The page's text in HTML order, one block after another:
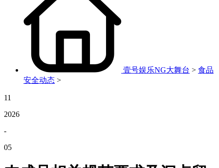
壹号娱乐NG大舞台 > 食品
安全动态 >
11
2026
-
05